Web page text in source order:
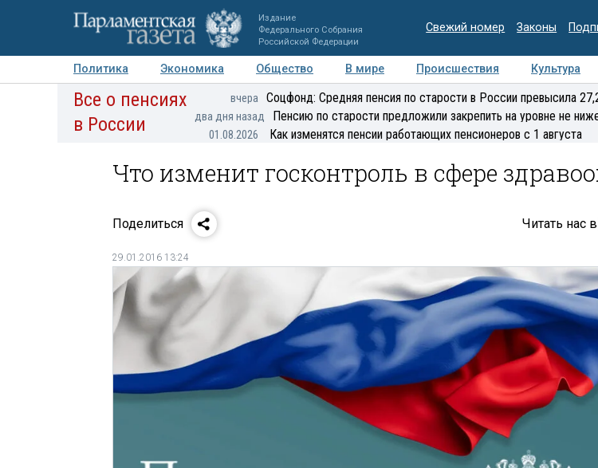
Издание
Федерального Собрания
Российской Федерации
Свежий номер Законы
Политика Экономика Общество В мире Происшествия Культура
Авторы Персоны Мнения Регионы Медиацентр Интервью
Все о пенсиях
в России
вчера Соцфонд: Средняя пенсия по старости в России превысила
два дня назад Пенсию по старости предложили закрепить на уровне не
01.08.2026 Как изменятся пенсии работающих пенсионеров с 1 августа
Что изменит госконтроль в сфере
Поделиться Читать нас в
29.01.2016 13:24